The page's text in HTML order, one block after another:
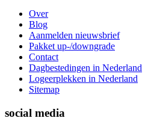
Over
Blog
Aanmelden nieuwsbrief
Pakket up-/downgrade
Contact
Dagbestedingen in Nederland
Logeerplekken in Nederland
Sitemap
social media